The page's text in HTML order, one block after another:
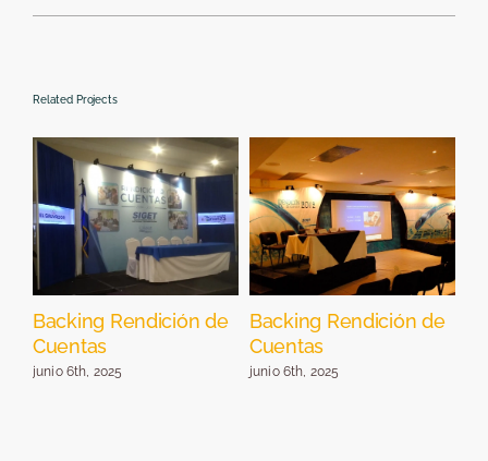
Related Projects
Backing Rendición de
Cuentas
junio 6th, 2025
Backing Rendición de
Cuentas
junio 6th, 2025